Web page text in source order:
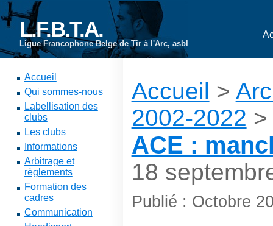
L.F.B.T.A.
Ligue Francophone Belge de Tir à l'Arc, asbl
Accueil
Qui sommes-nous
Labellisation des
clubs
Les clubs
Informations
Arbitrage et
règlements
Formation des
cadres
Communication
Accueil >
2002-2022
ACE :
18
Publié : Octobre